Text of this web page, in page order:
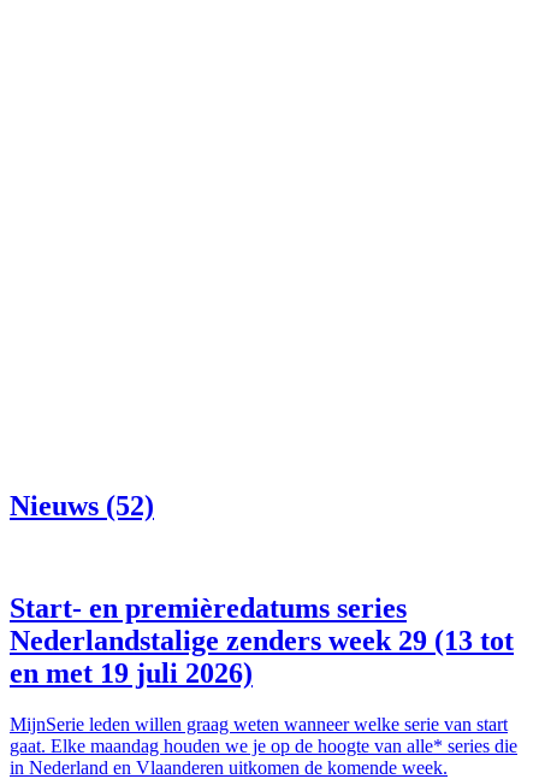
Nieuws (52)
Start- en premièredatums series
Nederlandstalige zenders week 29 (13 tot
en met 19 juli 2026)
MijnSerie leden willen graag weten wanneer welke serie van start
gaat. Elke maandag houden we je op de hoogte van alle* series die
in Nederland en Vlaanderen uitkomen de komende week.